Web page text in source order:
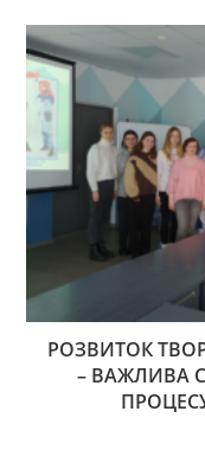
РОЗВИТОК
– ВАЖЛИВА